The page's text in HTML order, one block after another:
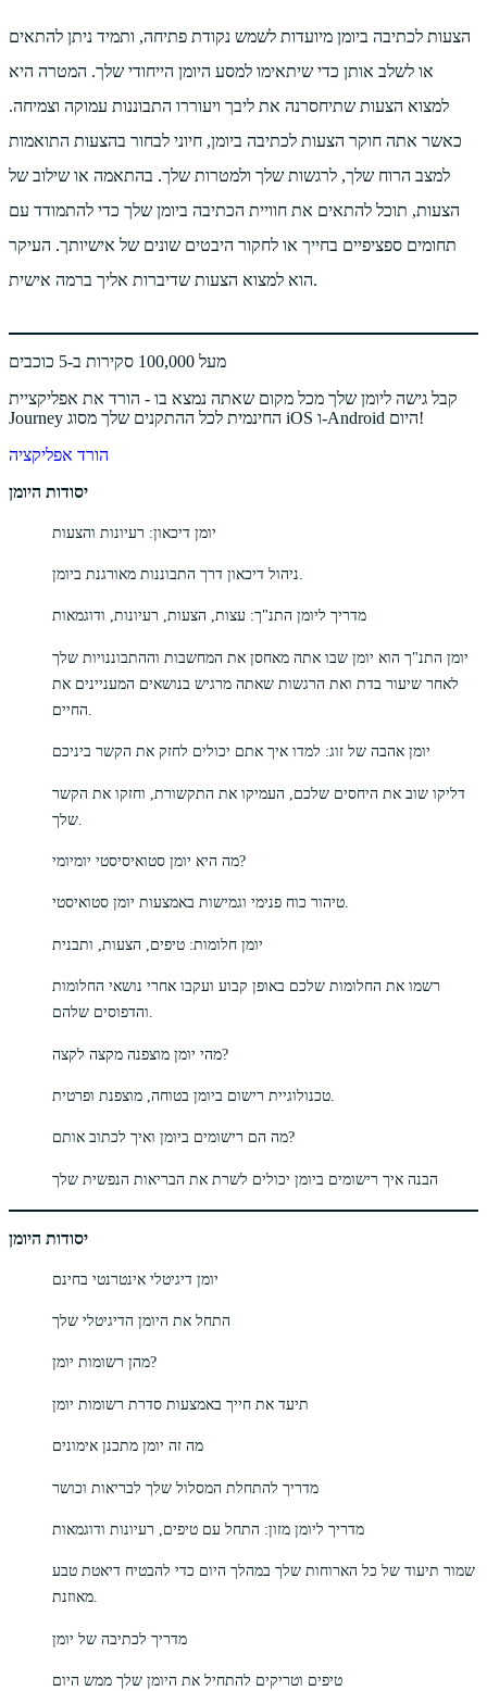
הצעות לכתיבה ביומן מיועדות לשמש נקודת פתיחה, ותמיד ניתן להתאים
או לשלב אותן כדי שיתאימו למסע היומן הייחודי שלך. המטרה היא
למצוא הצעות שתיחסרנה את ליבך ויעוררו התבוננות עמוקה וצמיחה.
כאשר אתה חוקר הצעות לכתיבה ביומן, חיוני לבחור בהצעות התואמות
למצב הרוח שלך, לרגשות שלך ולמטרות שלך. בהתאמה או שילוב של
הצעות, תוכל להתאים את חוויית הכתיבה ביומן שלך כדי להתמודד עם
תחומים ספציפיים בחייך או לחקור היבטים שונים של אישיותך. העיקר
הוא למצוא הצעות שדיברות אליך ברמה אישית.
מעל 100,000 סקירות ב-5 כוכבים
קבל גישה ליומן שלך מכל מקום שאתה נמצא בו - הורד את אפליקציית
Journey החינמית לכל ההתקנים שלך מסוג iOS ו-Android היום!
הורד אפליקציה
יסודות היומן
יומן דיכאון: רעיונות והצעות
מדריך ליומן התנ"ך: עצות, הצעות, רעיונות, ודוגמאות
יומן התנ"ך הוא יומן שבו אתה מאחסן את המחשבות וההתבוננויות שלך
לאחר שיעור בדת ואת הרגשות שאתה מרגיש בנושאים המעניינים את
יומן אהבה של זוג: למדו איך אתם יכולים לחזק את הקשר ביניכם
דליקו שוב את היחסים שלכם, העמיקו את התקשורת, וחזקו את הקשר
מה היא יומן סטואיסיסטי יומיומי?
טיהור כוח פנימי וגמישות באמצעות יומן סטואיסטי.
יומן חלומות: טיפים, הצעות, ותבנית
רשמו את החלומות שלכם באופן קבוע ועקבו אחרי נושאי החלומות
מהי יומן מוצפנה מקצה לקצה?
מה הם רישומים ביומן ואיך לכתוב אותם?
הבנה איך רישומים ביומן יכולים לשרת את הבריאות הנפשית שלך
יסודות היומן
יומן דיגיטלי אינטרנטי בחינם
התחל את היומן הדיגיטלי שלך
מהן רשומות יומן?
תיעד את חייך באמצעות סדרת רשומות יומן
מה זה יומן מתכנן אימונים
מדריך להתחלת המסלול שלך לבריאות וכושר
מדריך ליומן מזון: התחל עם טיפים, רעיונות ודוגמאות
שמור תיעוד של כל הארוחות שלך במהלך היום כדי להבטיח דיאטת טבע
מאוזנת.
מדריך לכתיבה של יומן
טיפים וטריקים להתחיל את היומן שלך ממש היום